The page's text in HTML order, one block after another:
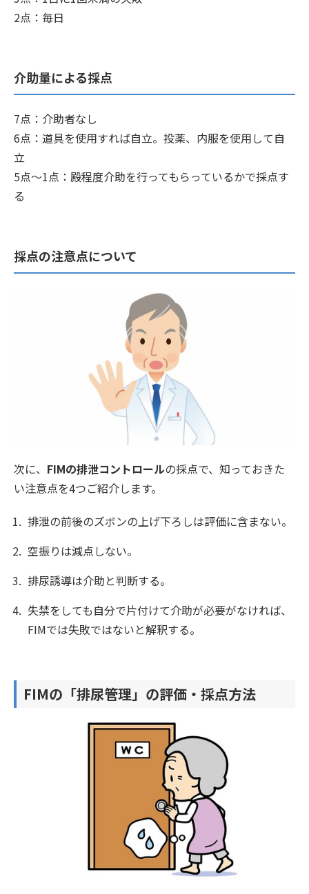
2点：毎日
介助量による採点
7点：介助者なし
6点：道具を使用すれば自立。投薬、内服を使用して自
立
5点〜1点：殿程度介助を行ってもらっているかで採点す
る
採点の注意点について
次に、 FIMの排泄コントロールの採点で、知っておきた
い注意点を4つご紹介します。
排泄の前後のズボンの上げ下ろしは評価に含まない。
空振りは減点しない。
排尿誘導は介助と判断する。
失禁をしても自分で片付けて介助が必要がなければ、
FIMでは失敗ではないと解釈する。
FIMの「排尿管理」の評価・採点方法